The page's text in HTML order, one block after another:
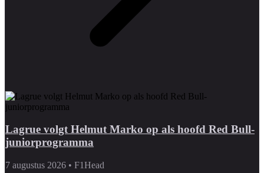
Lagrue volgt Helmut Marko op als hoofd Red Bull-
juniorprogramma
7 augustus 2026 • F1Head